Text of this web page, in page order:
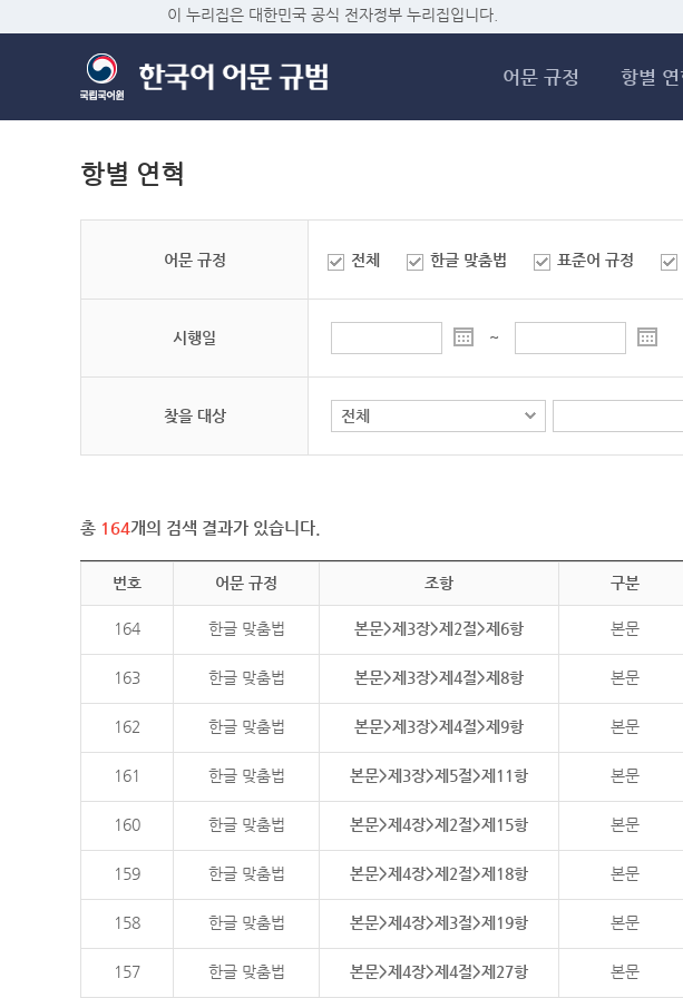
이 누리집은 대한민국 공식 전자정부 누리집입니다.
어문 규정 항별 연
항별 연혁
어문 규정 전체 한글 맞춤법 표준어 규정
시행일 ~
찾을 대상
총 164개의 검색 결과가 있습니다.
번호 어문 규정 조항 구분
164 한글 맞춤법 본문>제3장>제2절>제6항 본문
163 한글 맞춤법 본문>제3장>제4절>제8항 본문
162 한글 맞춤법 본문>제3장>제4절>제9항 본문
161 한글 맞춤법 본문>제3장>제5절>제11항 본문
160 한글 맞춤법 본문>제4장>제2절>제15항 본문
159 한글 맞춤법 본문>제4장>제2절>제18항 본문
158 한글 맞춤법 본문>제4장>제3절>제19항 본문
157 한글 맞춤법 본문>제4장>제4절>제27항 본문